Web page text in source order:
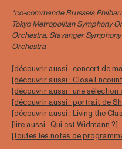
*co-commande Brussels
Tokyo Metropolitan Symphony
Orchestra, Stavanger
Orchestra
[découvrir aussi : concert de
[découvrir aussi : Close
[découvrir aussi : une
[découvrir aussi : portrait de
[découvrir aussi : Living the
[lire aussi : Qui est Widmann ?]
[toutes les notes de